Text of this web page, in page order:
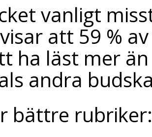
vanligt
att 59 %
ha läst mer
andra
bättre rubriker: